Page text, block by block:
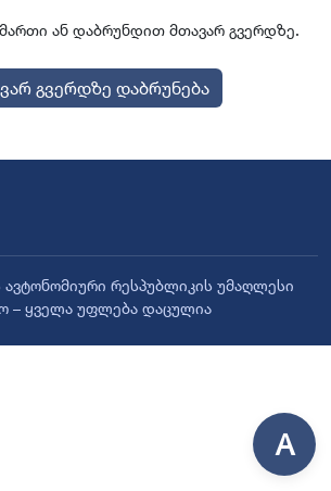
ან დაბრუნდით მთავარ გვერდზე.
გვერდზე დაბრუნება
ავტონომიური რესპუბლიკის უმაღლესი
– ყველა უფლება დაცულია
A